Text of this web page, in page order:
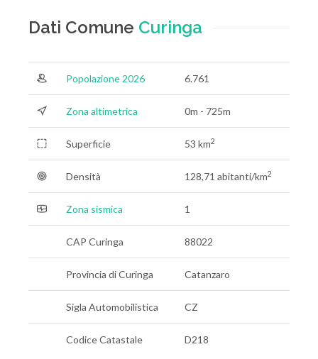
Dati Comune Curinga
Popolazione 2026 6.761
Zona altimetrica 0m - 725m
Superficie 53 km2
Densità 128,71 abitanti/km2
Zona sismica 1
CAP Curinga 88022
Provincia di Curinga Catanzaro
Sigla Automobilistica CZ
Codice Catastale D218